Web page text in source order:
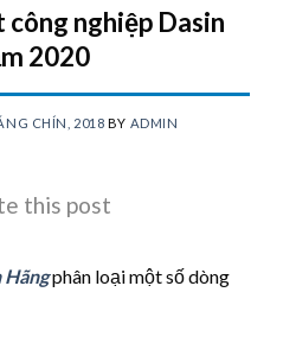
công nghiệp Dasin
2020
CHÍN, 2018 BY ADMIN
this post
Hãngphân loại một số dòng